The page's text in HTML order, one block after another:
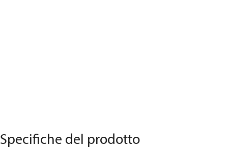
Specifiche del prodotto